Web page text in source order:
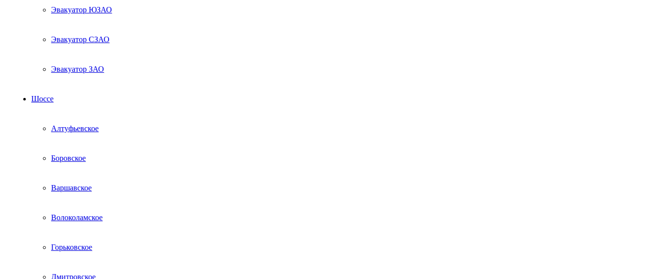
Эвакуатор ЮЗАО
Эвакуатор СЗАО
Эвакуатор ЗАО
Шоссе
Алтуфьевское
Боровское
Варшавское
Волоколамское
Горьковское
Дмитровское